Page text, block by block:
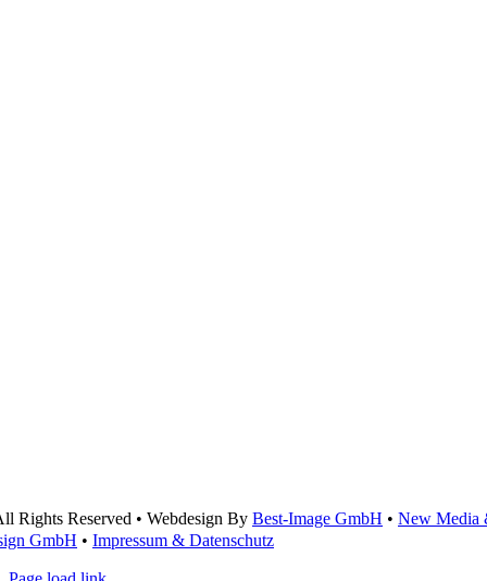
Rights Reserved • Webdesign By Best-Image GmbH • New Media
GmbH • Impressum & Datenschutz